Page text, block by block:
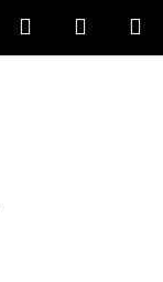
Hledat
KOŠÍK